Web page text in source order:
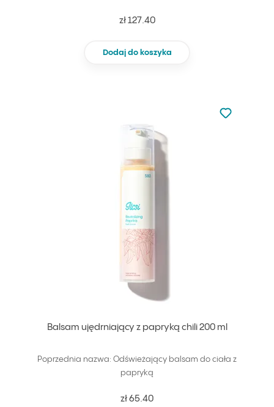
zł 127.40
Dodaj do koszyka
Balsam ujędrniający z papryką chili 200 ml
Poprzednia nazwa: Odświeżający balsam do ciała z
papryką
zł 65.40
Nie dodano
Dodaj do